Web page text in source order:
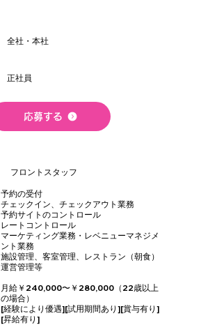
フロントスタッフ
予約の受付
​チェックイン、チェックアウト業務
予約サイトのコントロール
レートコントロール
マーケティング業務・レベニューマネジメ
ント業務
施設管理、客室管理、レストラン（朝食）
運営管理等
月給￥240,000〜￥280,000（22歳以上
の場合）
[経験により優遇][試用期間あり][賞与有り]
[昇給有り]
全社・本社
正社員
応募する